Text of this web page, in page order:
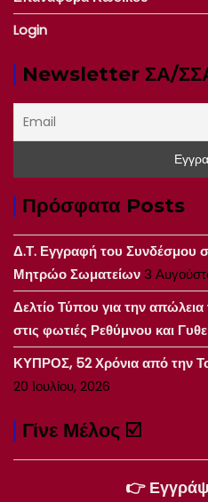
Login
Newsletter ΣΑ/
Πρόσφατα Posts
Δ.Τ. Εγγραφή του Συνδέσμου
Μητρώο Σωματείων3
Δελτίο Τύπου για την
στις φωτιές Ρεθύμνου και
ΚΥΠΡΟΣ, 52 Χρόνια από την
20 Ιουλίου, 2026
Γίνε Μέλος ☑️
👉